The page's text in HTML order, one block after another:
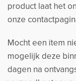
product laat het
onze
Mocht een item
mogelijk deze
dagen na